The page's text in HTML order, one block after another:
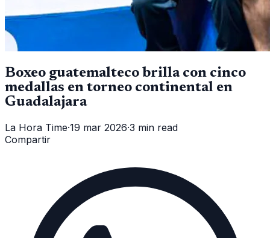
Boxeo guatemalteco brilla con cinco
medallas en torneo continental en
Guadalajara
La Hora Time·19 mar 2026·3 min read
Compartir